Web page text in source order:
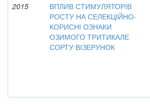
2015
ВПЛИВ СТИМУЛЯТОРІВ
РОСТУ НА СЕЛЕКЦІЙНО-
КОРИСНІ ОЗНАКИ
ОЗИМОГО ТРИТИКАЛЕ
СОРТУ ВІЗЕРУНОК